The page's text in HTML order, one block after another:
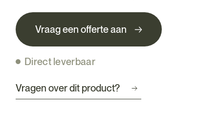
Direct leverbaar
Vraag een offerte aan
Vragen over dit product?